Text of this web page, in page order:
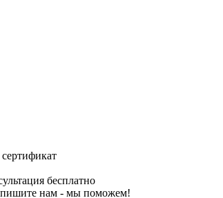
бесплатно
нам - мы поможем!